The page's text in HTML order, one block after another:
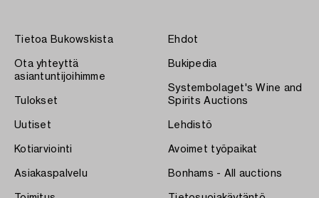
Tietoa Bukowskista
Ota yhteyttä
asiantuntijoihimme
Tulokset
Uutiset
Kotiarviointi
Asiakaspalvelu
Ehdot
Bukipedia
Systembolaget's Wine and
Spirits Auctions
Lehdistö
Avoimet työpaikat
Bonhams - All auctions